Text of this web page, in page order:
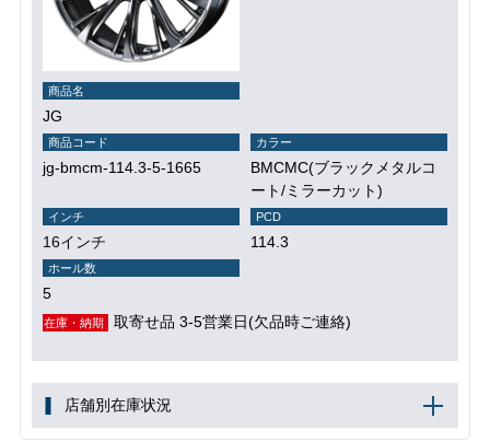
商品名
JG
商品コード
jg-bmcm-114.3-5-1665
カラー
BMCMC(ブラックメタルコ
ート/ミラーカット)
インチ
16インチ
PCD
114.3
ホール数
5
在庫・納期 取寄せ品 3-5営業日(欠品時ご連絡)
店舗別在庫状況